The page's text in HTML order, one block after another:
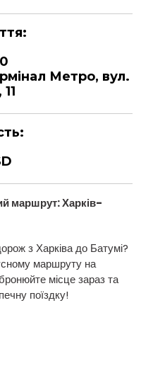
Метро, вул.
маршрут: Харків-
з Харківа до Батумі?
маршруту на
місце зараз та
поїздку!